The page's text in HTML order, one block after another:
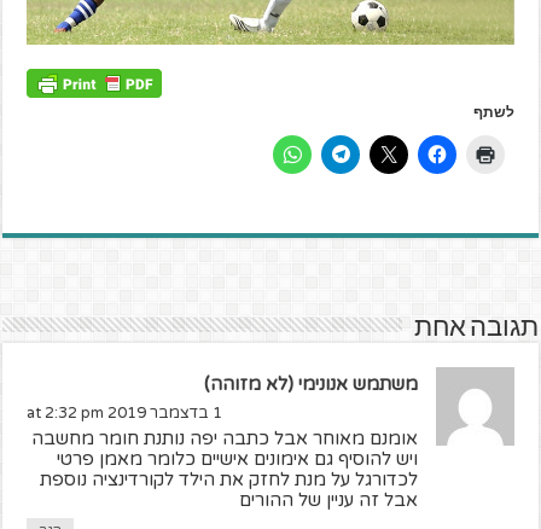
לשתף
תגובה אחת
משתמש אנונימי (לא מזוהה)
1 בדצמבר 2019 at 2:32 pm
אומנם מאוחר אבל כתבה יפה נותנת חומר מחשבה
ויש להוסיף גם אימונים אישיים כלומר מאמן פרטי
לכדורגל על מנת לחזק את הילד לקורדינציה נוספת
אבל זה עניין של ההורים